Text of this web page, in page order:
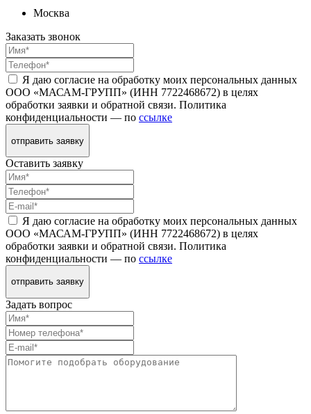
Москва
Заказать звонок
Я даю согласие на обработку моих персональных данных
ООО «МАСАМ-ГРУПП» (ИНН 7722468672) в целях
обработки заявки и обратной связи. Политика
конфиденциальности — по ссылке
отправить заявку
Оставить заявку
Я даю согласие на обработку моих персональных данных
ООО «МАСАМ-ГРУПП» (ИНН 7722468672) в целях
обработки заявки и обратной связи. Политика
конфиденциальности — по ссылке
отправить заявку
Задать вопрос